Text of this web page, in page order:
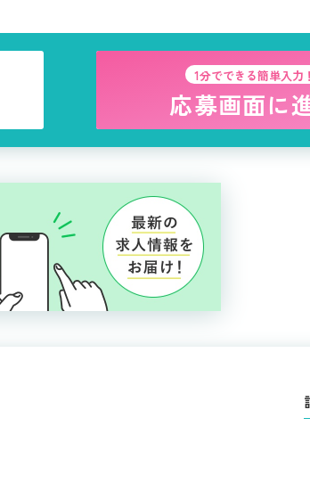
1分でできる簡単入力！
応募画面に